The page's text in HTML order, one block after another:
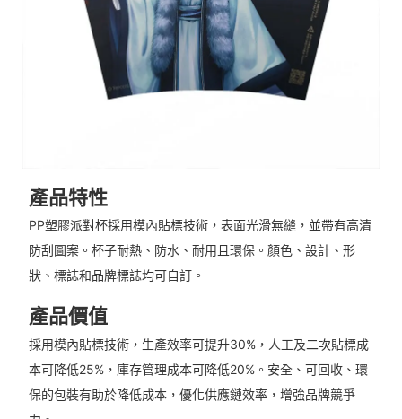
產品特性
PP塑膠派對杯採用模內貼標技術，表面光滑無縫，並帶有高清
防刮圖案。杯子耐熱、防水、耐用且環保。顏色、設計、形
狀、標誌和品牌標誌均可自訂。
產品價值
採用模內貼標技術，生產效率可提升30%，人工及二次貼標成
本可降低25%，庫存管理成本可降低20%。安全、可回收、環
保的包裝有助於降低成本，優化供應鏈效率，增強品牌競爭